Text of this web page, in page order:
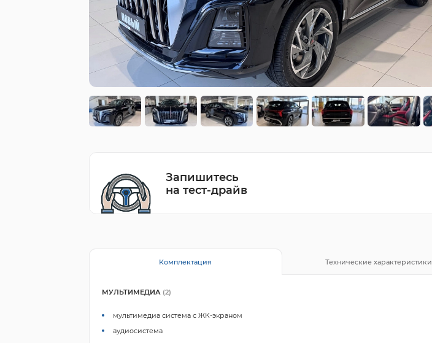
Запишитесь
на тест-драйв
Комплектация Технические характеристики
МУЛЬТИМЕДИА (2)
мультимедиа система с ЖК-экраном
аудиосистема